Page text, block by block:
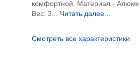
комфортной. Материал -
Вес: 3... Читать далее...
Смотреть все характеристики